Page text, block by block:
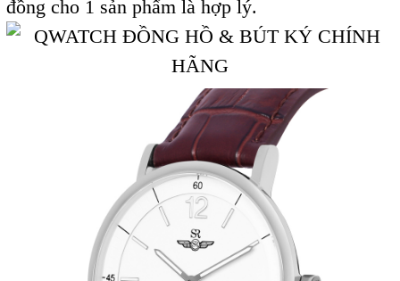
đồng cho 1 sản phẩm là hợp lý.